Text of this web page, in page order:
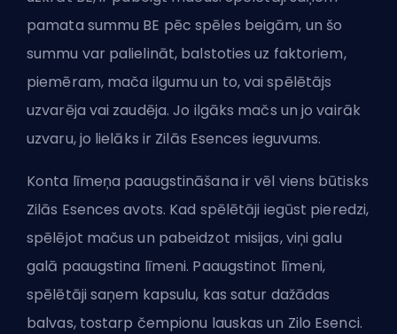
pamata summu BE pēc spēles beigām, un šo
summu var palielināt, balstoties uz faktoriem,
piemēram, mača ilgumu un to, vai spēlētājs
uzvarēja vai zaudēja. Jo ilgāks mačs un jo vairāk
uzvaru, jo lielāks ir Zilās Esences ieguvums.
Konta līmeņa paaugstināšana ir vēl viens būtisks
Zilās Esences avots. Kad spēlētāji iegūst pieredzi,
spēlējot mačus un pabeidzot misijas, viņi galu
galā paaugstina līmeni. Paaugstinot līmeni,
spēlētāji saņem kapsulu, kas satur dažādas
balvas, tostarp čempionu lauskas un Zilo Esenci.